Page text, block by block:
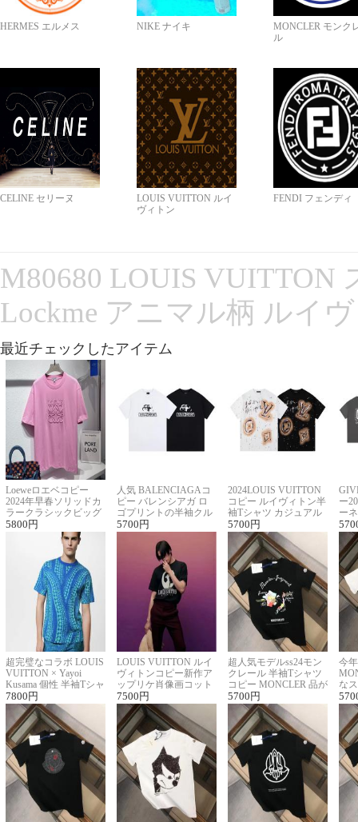
HERMES エルメス NIKE ナイキ
MONCLER モンク
ル
CELINE セリーヌ
LOUIS VUITTON ルイ
ヴィトン
FENDI フェンディ
M80680 LOUIS VUITTON
Lockme アニマル柄 ルイ
最近チェックしたアイテム
Loeweロエベコピー
2024年早春ソリッドカ
ラークラシックビッグ
ロゴ刺繍Tシャツ
5800 円
人気 BALENCIAGAコ
ピー バレンシアガ ロ
ゴプリントの半袖クル
ーネックTシャツ
5700 円
2024LOUIS VUITTON
コピー ルイヴィトン半
袖Tシャツ カジュアル
に馴染む 2色展開
5700 円
ー
ー
ー
超完璧なコラボ LOUIS
VUITTON × Yayoi
Kusama 個性 半袖Tシャ
ツコピー男女兼用
7800 円
LOUIS VUITTON ルイ
ヴィトンコピー新作ア
ップリケ肖像画コット
ンニット半袖Tシャツ
7500 円
超人気モデルss24モン
クレール 半袖Tシャツ
コピー MONCLER 品が
良く見た目
5700 円
今
な
ル